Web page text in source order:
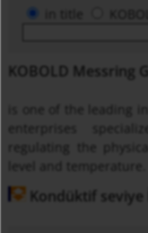
KOBOLD Messring
is one of the leading
enterprises
regulating the
level and temperature.
Kondüktif seviye